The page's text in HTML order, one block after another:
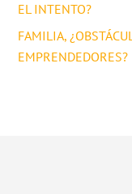
EL INTENTO?
FAMILIA,
EMPRENDEDORES?